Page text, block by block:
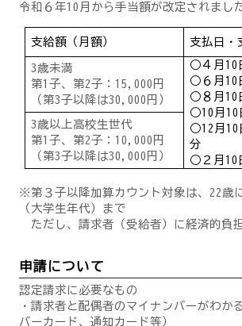
令和６年10月から手当額が改定されまし
支給額（月額） 支払日・
3歳未満
第1子、第2子：15,000円
（第3子以降は30,000円）
○４月10
○６月10
○８月10
○10月10
○12月10
分
○２月10
3歳以上高校生世代
第1子、第2子：10,000円
（第3子以降は30,000円）
※第３子以降加算カウント対象は、22歳
（大学生年代）まで
ただし、請求者（受給者）に経済的負
申請について
認定請求に必要なもの
・請求者と配偶者のマイナンバーがわか
バーカード、通知カード等）